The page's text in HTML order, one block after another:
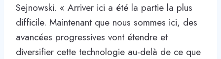
Sejnowski. « Arriver ici a été la partie la plus
difficile. Maintenant que nous sommes ici, des
avancées progressives vont étendre et
diversifier cette technologie au-delà de ce que